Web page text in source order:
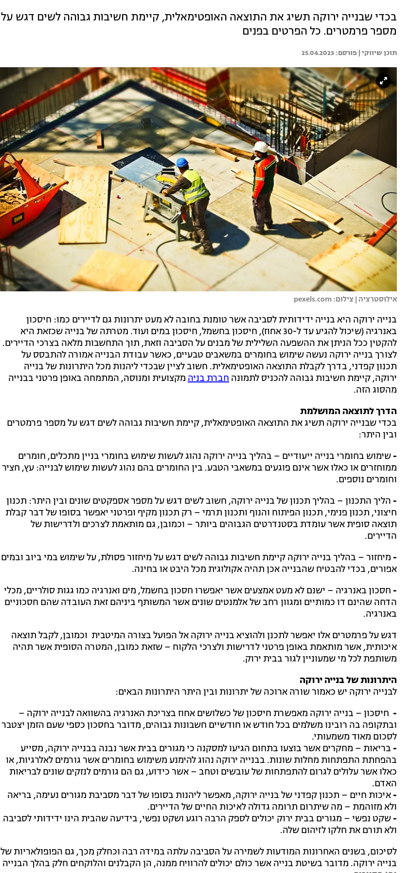
בכדי שבנייה ירוקה תשיג את התוצאה האופטימאלית, קיימת חשיבות גבוהה לשים דגש על
מספר פרמטרים. כל הפרטים בפנים
תוכן שיווקי | 25.04.2023
אילוסטרציה | צילום: pexels.com
בנייה ירוקה היא בנייה ידידותית לסביבה אשר טומנת בחובה לא מעט יתרונות גם לדיירים כמו: חיסכון
באנרגיה (שיכול להגיע עד ל-30 אחוז), חיסכון בחשמל, חיסכון במים ועוד. מטרתה של בנייה שכזאת היא
להקטין ככל הניתן את ההשפעה השלילית של מבנים על הסביבה וזאת, תוך התחשבות מלאה בצרכי הדיירים.
לצורך בנייה ירוקה נעשה שימוש בחומרים במשאבים טבעיים, כאשר עבודת הבנייה אמורה להתבסס על
תכנון קפדני, בדרך לקבלת התוצאה האופטימאלית. חשוב לציין שבכדי ליהנות מכל היתרונות של בנייה
ירוקה, קיימת חשיבות גבוהה להכניס לתמונה חברת בניה מקצועית ומנוסה, המתמחה באופן פרטני בבנייה
מהסוג הזה.
הדרך לתוצאה המושלמת
בכדי שבנייה ירוקה תשיג את התוצאה האופטימאלית, קיימת חשיבות גבוהה לשים דגש על מספר פרמטרים
ובין היתר:
-שימוש בחומרי בנייה ייעודיים – בהליך בנייה ירוקה נהוג לעשות שימוש בחומרי בניין מתכלים, חומרים
ממוחזרים או כאלו אשר אינם פוגעים במשאבי הטבע. בין החומרים בהם נהוג לעשות שימוש לבנייה: עץ, חציר
וחומרים נוספים.
- הליך התכנון – בהליך תכנון של בנייה ירוקה, חשוב לשים דגש על מספר אספקטים שונים ובין היתר: תכנון
חיצוני, תכנון פנימי, תכנון הפיתוח והנוף ותכנון תרמי – רק תכנון מקיף ופרטני יאפשר בסופו של דבר קבלת
תוצאה סופית אשר עומדת בסטנדרטים הגבוהים ביותר – וכמובן, גם מותאמת לצרכים ולדרישות של
הדיירים.
- מיחזור – בהליך בנייה ירוקה קיימת חשיבות גבוהה לשים דגש על מיחזור פסולת, על שימוש במי ביוב ובמים
אפורים, בכדי להבטיח שהבנייה אכן תהיה אקולוגית מכל היבט או בחינה.
- חסכון באנרגיה – ישנם לא מעט אמצעים אשר יאפשרו חסכון בחשמל, מים ואנרגיה כמו גגות סולריים, מכלי
הדחה שהינם דו כמותיים ומגוון רחב של אלמנטים שונים אשר המשותף ביניהם זאת העובדה שהם חסכוניים
באנרגיה.
דגש על פרמטרים אלו יאפשר לתכנן ולהוציא בנייה ירוקה אל הפועל בצורה המיטבית וכמובן, לקבל תוצאה
איכותית, אשר מותאמת באופן פרטני לדרישות ולצרכי הלקוח – שזאת כמובן, המטרה הסופית אשר תהיה
משותפת לכל מי שמעוניין לגור בבית ירוק.
היתרונות של בנייה ירוקה
לבנייה ירוקה יש כאמור שורה ארוכה של יתרונות ובין היתר היתרונות הבאים:
- חיסכון – בנייה ירוקה מאפשרת חיסכון של כשלושים אחוז בצריכת האנרגיה בהשוואה לבנייה ירוקה –
ובתקופה בה רובינו משלמים בכל חודש או חודשיים חשבונות גבוהים, מדובר בחסכון כספי שעם הזמן יצטבר
לסכום מאוד משמעותי.
- בריאות – מחקרים אשר בוצעו בתחום הגיעו למסקנה כי מגורים בבית אשר נבנה בבנייה ירוקה, מסייע
בהפחתת התפתחות מחלות שונות. בבנייה ירוקה נהוג להימנע משימוש בחומרים אשר גורמים לאלרגיות, או
כאלו אשר עלולים לגרום להתפתחות של עובשים וטחב – אשר כידוע, גם הם גורמים לנזקים שונים לבריאות
האדם.
-איכות חיים – תכנון קפדני של בנייה ירוקה, מאפשר ליהנות בסופו של דבר מסביבת מגורים נעימה, בריאה
ולא מזוהמת – מה שיתרום תרומה גדולה לאיכות החיים של הדיירים.
-שקט נפשי – מגורים בבית ירוק יכולים לספק הרבה רוגע ושקט נפשי, בידיעה שהבית הינו ידידותי לסביבה
ולא תורם את חלקו לזיהום שלה.
לסיכום, בשנים האחרונות המודעות לשמירה על הסביבה עלתה במידה רבה וכחלק מכך, גם הפופולאריות של
בנייה ירוקה. מדובר בשיטת בנייה אשר כולם יכולים להרוויח ממנה, הן הקבלנים והלוקחים חלק בהלך הבנייה